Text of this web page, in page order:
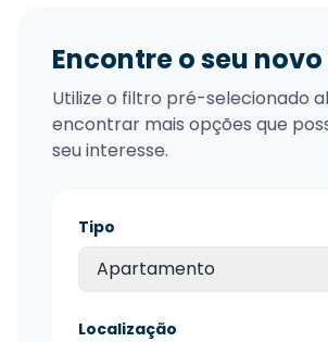
Encontre o seu
Utilize o filtro pré-selecionado
encontrar mais opções que
seu interesse.
Tipo
Apartamento
Localização